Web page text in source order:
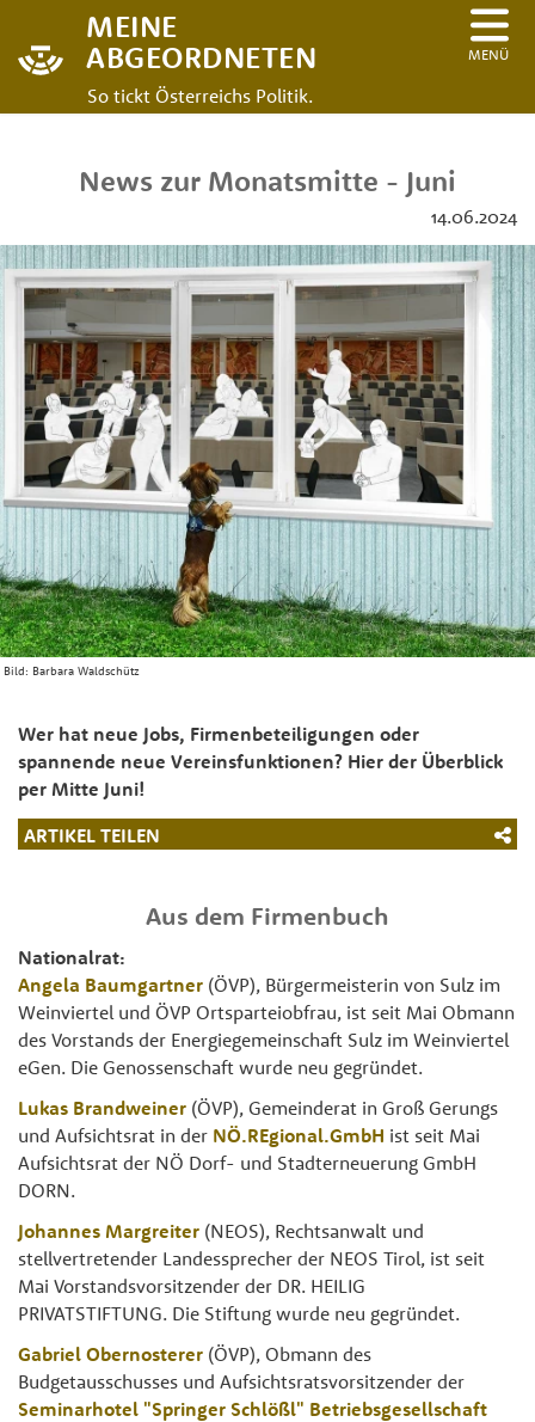
MEINE
ABGEORDNETEN
So tickt Österreichs Politik.
MENÜ
14.06.2024
News zur Monatsmitte - Juni
Bild: Barbara Waldschütz
Wer hat neue Jobs, Firmenbeteiligungen oder
spannende neue Vereinsfunktionen? Hier der Überblick
per Mitte Juni!
ARTIKEL TEILEN
Aus dem Firmenbuch
Nationalrat:
Angela Baumgartner (ÖVP), Bürgermeisterin von Sulz im
Weinviertel und ÖVP Ortsparteiobfrau, ist seit Mai Obmann
des Vorstands der Energiegemeinschaft Sulz im Weinviertel
eGen. Die Genossenschaft wurde neu gegründet.
Lukas Brandweiner (ÖVP), Gemeinderat in Groß Gerungs
und Aufsichtsrat in der NÖ.REgional.GmbH ist seit Mai
Aufsichtsrat der NÖ Dorf- und Stadterneuerung GmbH
DORN.
Johannes Margreiter (NEOS), Rechtsanwalt und
stellvertretender Landessprecher der NEOS Tirol, ist seit
Mai Vorstandsvorsitzender der DR. HEILIG
PRIVATSTIFTUNG. Die Stiftung wurde neu gegründet.
Gabriel Obernosterer (ÖVP), Obmann des
Budgetausschusses und Aufsichtsratsvorsitzender der
Seminarhotel "Springer Schlößl" Betriebsgesellschaft